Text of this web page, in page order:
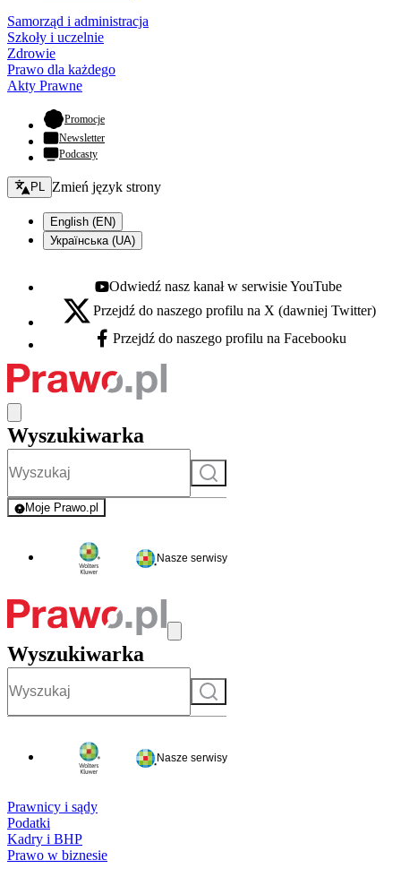
Samorząd i administracja
Szkoły i uczelnie
Zdrowie
Prawo dla każdego
Akty Prawne
Promocje- otwiera się w nowej karcie
Newsletter
Podcasty
Zmień język - bieżący:
PL Zmień język strony
English (EN)
Українська (UA)
Youtube - otwiera się w nowej karcie
Odwiedź nasz kanał w serwisie YouTube
X - otwiera się w nowej karcie
Przejdź do naszego profilu na X (dawniej Twitter)
Facebook - otwiera się w nowej karcie
Przejdź do naszego profilu na Facebooku
Wyszukiwarka
Szukaj
Moje Prawo.pl
- rejestracja i logowanie do serwisu
Nasze serwisy
Wyszukiwarka
Szukaj
Nasze serwisy
Prawnicy i sądy
Podatki
Kadry i BHP
Prawo w biznesie